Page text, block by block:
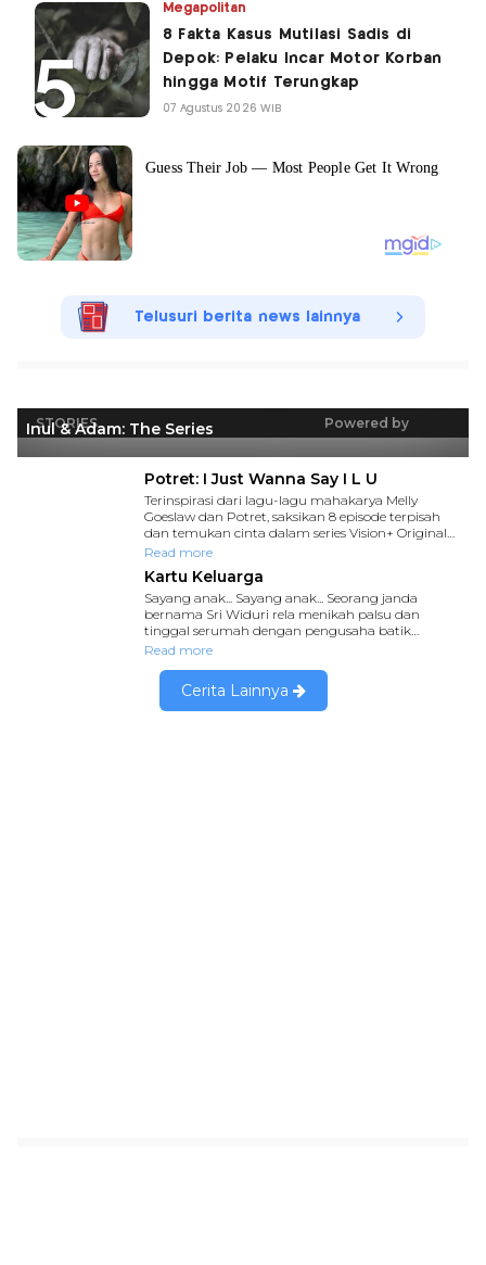
Megapolitan
8 Fakta Kasus Mutilasi Sadis di
Depok: Pelaku Incar Motor Korban
hingga Motif Terungkap
07 Agustus 2026 WIB
Telusuri berita news lainnya